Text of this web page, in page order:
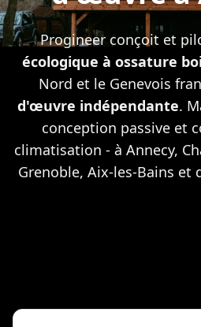
Progineer conçoit et
écologique à ossature
Nord et le Genevois
d'œuvre indépendante.
conception passive et
climatisation - à Annecy,
Grenoble, Aix-les-Bains et